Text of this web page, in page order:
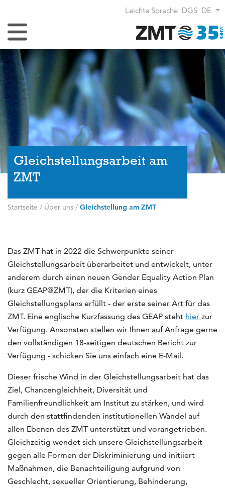
Leichte Sprache DGS DE
Navigation umschalten
Gleichstellungsarbeit am
ZMT
Startseite / Über uns / Gleichstellung am ZMT
Das ZMT hat in 2022 die Schwerpunkte seiner
Gleichstellungsarbeit überarbeitet und entwickelt, unter
anderem durch einen neuen Gender Equality Action Plan
(kurz GEAP@ZMT), der die Kriterien eines
Gleichstellungsplans erfüllt - der erste seiner Art für das
ZMT. Eine englische Kurzfassung des GEAP steht hier zur
Verfügung. Ansonsten stellen wir Ihnen auf Anfrage gerne
den vollständigen 18-seitigen deutschen Bericht zur
Verfügung - schicken Sie uns einfach eine E-Mail.
Dieser frische Wind in der Gleichstellungsarbeit hat das
Ziel, Chancengleichheit, Diversität und
Familienfreundlichkeit am Institut zu stärken, und wird
durch den stattfindenden institutionellen Wandel auf
allen Ebenen des ZMT unterstützt und vorangetrieben.
Gleichzeitig wendet sich unsere Gleichstellungsarbeit
gegen alle Formen der Diskriminierung und initiiert
Maßnahmen, die Benachteiligung aufgrund von
Geschlecht, sexueller Orientierung, Behinderung,